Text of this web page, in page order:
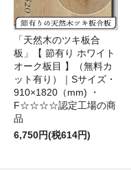
「天然木のツキ板合
板」【 節有り ホワイト
オーク板目 】（無料カ
ット有り）｜Sサイズ・
910×1820（mm) ・
F☆☆☆☆認定工場の商
品
6,750円(税614円)